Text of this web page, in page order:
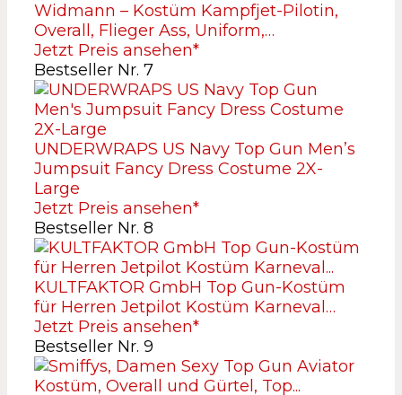
Widmann – Kostüm Kampfjet-Pilotin,
Overall, Flieger Ass, Uniform,…
Jetzt Preis ansehen*
Bestseller Nr. 7
UNDERWRAPS US Navy Top Gun Men’s
Jumpsuit Fancy Dress Costume 2X-
Large
Jetzt Preis ansehen*
Bestseller Nr. 8
KULTFAKTOR GmbH Top Gun-Kostüm
für Herren Jetpilot Kostüm Karneval…
Jetzt Preis ansehen*
Bestseller Nr. 9